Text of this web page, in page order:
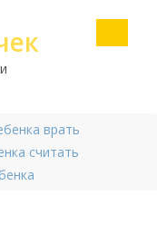
врать
считать